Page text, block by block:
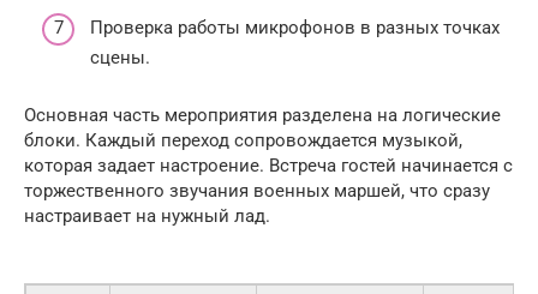
Проверка работы микрофонов в разных точках
сцены.
Основная часть мероприятия разделена на логические
блоки. Каждый переход сопровождается музыкой,
которая задает настроение. Встреча гостей начинается с
торжественного звучания военных маршей, что сразу
настраивает на нужный лад.